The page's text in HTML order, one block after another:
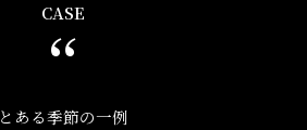
CASE
‘‘
とある季節の一例